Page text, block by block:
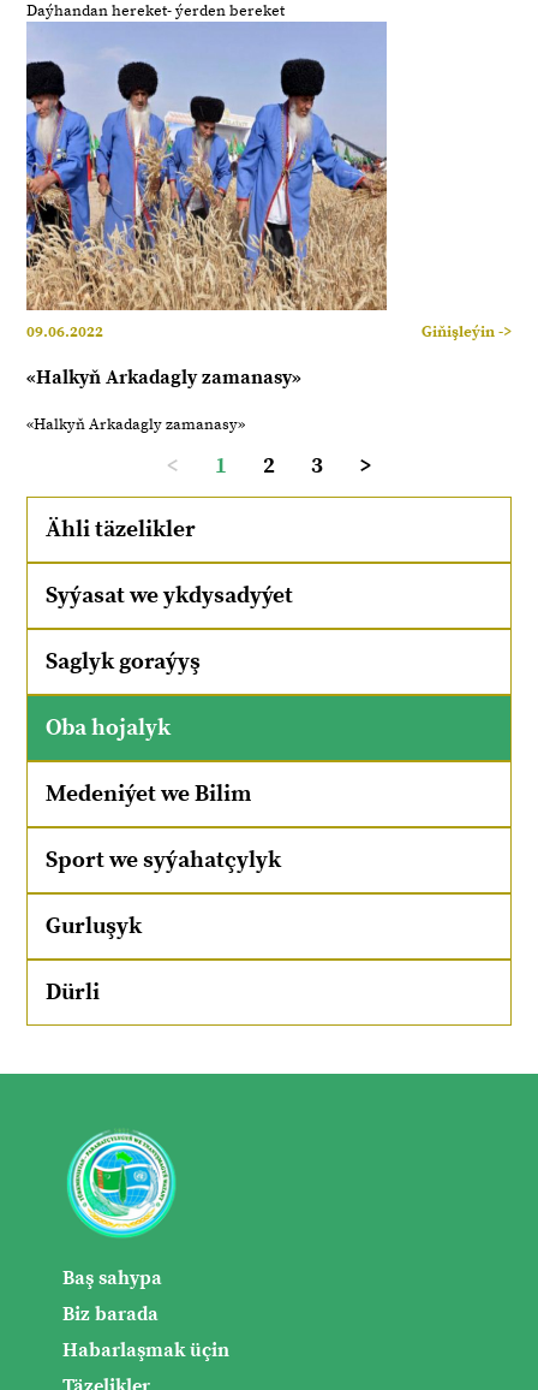
Daýhandan hereket- ýerden bereket
09.06.2022 Giňişleýin ->
«Halkyň Arkadagly zamanasy»
«Halkyň Arkadagly zamanasy»
< 1 2 3 >
Ähli täzelikler
Syýasat we ykdysadyýet
Saglyk goraýyş
Oba hojalyk
Medeniýet we Bilim
Sport we syýahatçylyk
Gurluşyk
Dürli
Baş sahypa
Biz barada
Habarlaşmak üçin